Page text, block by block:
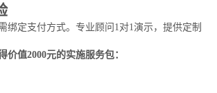
绑定支付方式。专业顾问1对1演示，提供定制
价值2000元的实施服务包：